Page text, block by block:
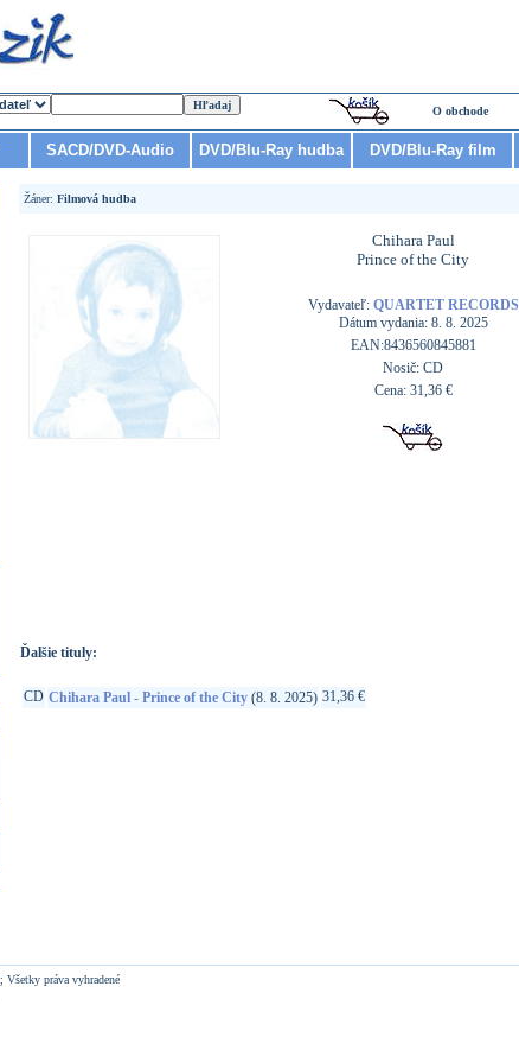
O obchode
SACD/DVD-Audio DVD/Blu-Ray hudba DVD/Blu-Ray film
Žáner: Filmová hudba
Chihara Paul
Prince of the City
Vydavateľ: QUARTET RECORDS
Dátum vydania: 8. 8. 2025
EAN:8436560845881
Nosič: CD
Cena: 31,36 €
Ďalšie tituly:
CD Chihara Paul - Prince of the City (8. 8. 2025) 31,36 €
práva vyhradené